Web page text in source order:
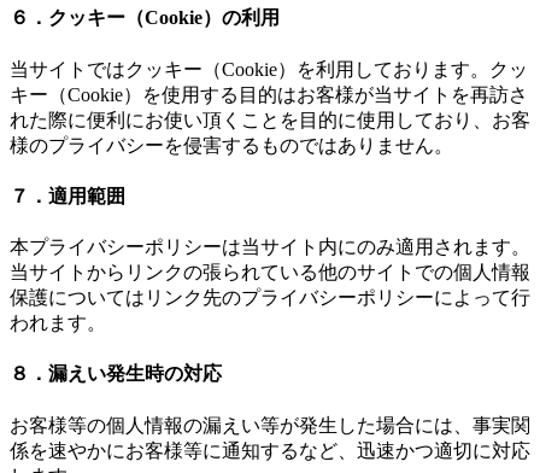
６．クッキー（Cookie）の利用
当サイトではクッキー（Cookie）を利用しております。クッ
キー（Cookie）を使用する目的はお客様が当サイトを再訪さ
れた際に便利にお使い頂くことを目的に使用しており、お客
様のプライバシーを侵害するものではありません。
７．適用範囲
本プライバシーポリシーは当サイト内にのみ適用されます。
当サイトからリンクの張られている他のサイトでの個人情報
保護についてはリンク先のプライバシーポリシーによって行
われます。
８．漏えい発生時の対応
お客様等の個人情報の漏えい等が発生した場合には、事実関
係を速やかにお客様等に通知するなど、迅速かつ適切に対応